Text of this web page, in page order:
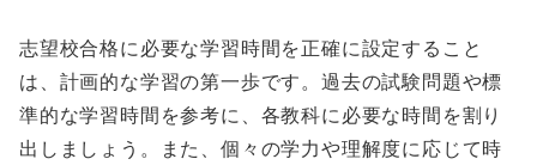
志望校合格に必要な学習時間を正確に設定すること
は、計画的な学習の第一歩です。過去の試験問題や標
準的な学習時間を参考に、各教科に必要な時間を割り
出しましょう。また、個々の学力や理解度に応じて時